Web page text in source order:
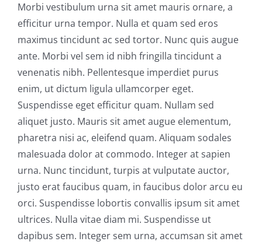
Morbi vestibulum urna sit amet mauris ornare, a
efficitur urna tempor. Nulla et quam sed eros
maximus tincidunt ac sed tortor. Nunc quis augue
ante. Morbi vel sem id nibh fringilla tincidunt a
venenatis nibh. Pellentesque imperdiet purus
enim, ut dictum ligula ullamcorper eget.
Suspendisse eget efficitur quam. Nullam sed
aliquet justo. Mauris sit amet augue elementum,
pharetra nisi ac, eleifend quam. Aliquam sodales
malesuada dolor at commodo. Integer at sapien
urna. Nunc tincidunt, turpis at vulputate auctor,
justo erat faucibus quam, in faucibus dolor arcu eu
orci. Suspendisse lobortis convallis ipsum sit amet
ultrices. Nulla vitae diam mi. Suspendisse ut
dapibus sem. Integer sem urna, accumsan sit amet